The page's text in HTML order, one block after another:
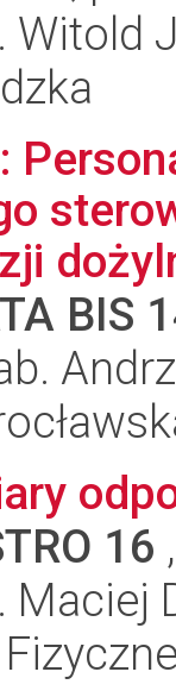
Witold
BIS
16
Maciej